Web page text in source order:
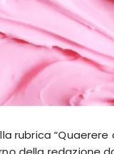
rubrica